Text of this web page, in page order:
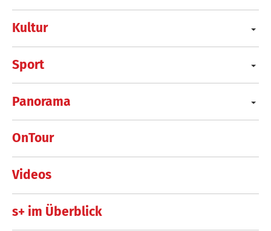
Kultur
Sport
Panorama
OnTour
Videos
s+ im Überblick